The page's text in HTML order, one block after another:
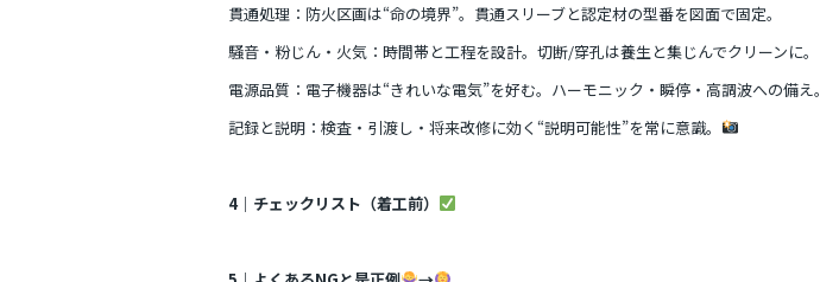
貫通処理：防火区画は“命の境界”。貫通スリーブと認定材の型番を図面で固定。
騒音・粉じん・火気：時間帯と工程を設計。切断/穿孔は養生と集じんでクリーンに。
電源品質：電子機器は“きれいな電気”を好む。ハーモニック・瞬停・高調波への備え。
記録と説明：検査・引渡し・将来改修に効く“説明可能性”を常に意識。
4｜チェックリスト（着工前）